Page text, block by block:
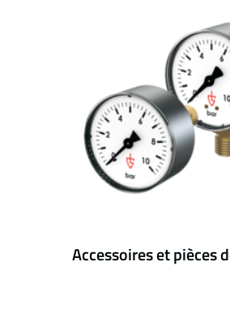
Accessoires et pièces